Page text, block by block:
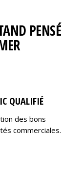
PENSÉ
QUALIFIÉ
des bons
commerciales.